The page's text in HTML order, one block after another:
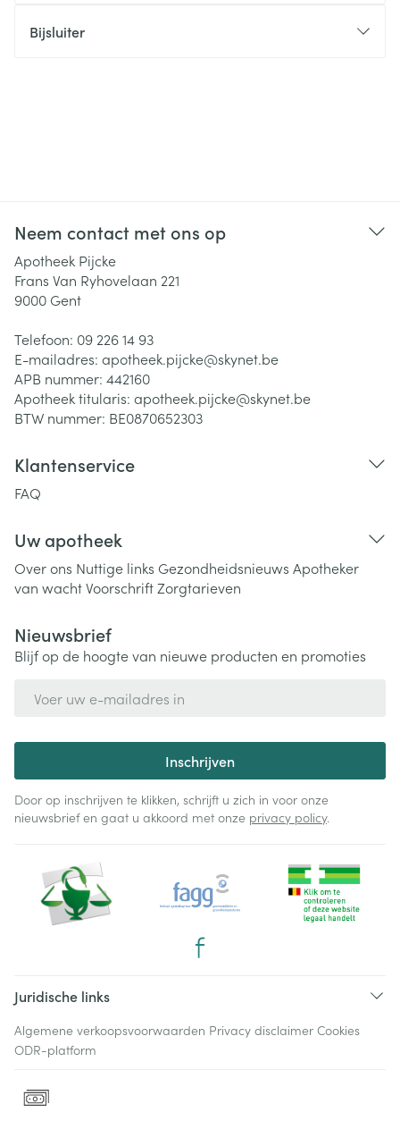
Bijsluiter
Neem contact met ons op
Apotheek Pijcke
Frans Van Ryhovelaan 221
9000 Gent
Telefoon: 09 226 14 93
E-mailadres: apotheek.pijcke@skynet.be
APB nummer: 442160
Apotheek titularis: apotheek.pijcke@skynet.be
BTW nummer: BE0870652303
Klantenservice
FAQ
Uw apotheek
Over ons Nuttige links Gezondheidsnieuws Apotheker
van wachtVoorschriftZorgtarieven
Nieuwsbrief
Blijf op de hoogte van nieuwe producten en promoties
Inschrijven
Door op inschrijven te klikken, schrijft u zich in voor onze
nieuwsbrief en gaat u akkoord met onze privacy policy.
Juridische links
Algemene verkoopsvoorwaarden Privacy disclaimer Cookies
ODR-platform